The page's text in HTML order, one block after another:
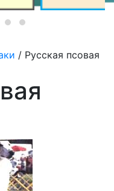
/ Русская псовая